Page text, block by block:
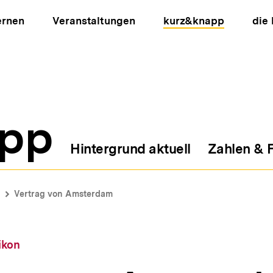
Veranstaltungen kurz&knapp die
Hintergrund aktuell Zahlen &
Vertrag von Amsterdam